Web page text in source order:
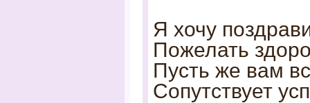
Я хочу
Пожелать
Пусть же вам
Сопутствует